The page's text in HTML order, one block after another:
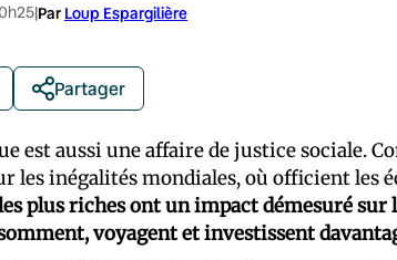
|Par Loup Espargilière
Partager
est aussi une affaire de justice sociale.
les inégalités mondiales, où officient les
plus riches ont un impact démesuré sur
voyagent et investissent